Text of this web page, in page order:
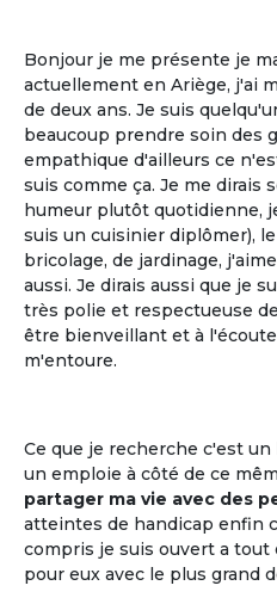
Bonjour je me présente je
actuellement en Ariège, j'ai
de deux ans. Je suis
beaucoup prendre soin des
empathique d'ailleurs ce
suis comme ça. Je me dirais
humeur plutôt quotidienne,
suis un cuisinier diplômer),
bricolage, de jardinage,
aussi. Je dirais aussi que je
très polie et respectueuse
être bienveillant et à
m'entoure.
Ce que je recherche c'est
un emploie à côté de ce
partager ma vie avec des
atteintes de handicap enfin
compris je suis ouvert a
pour eux avec le plus grand
Le